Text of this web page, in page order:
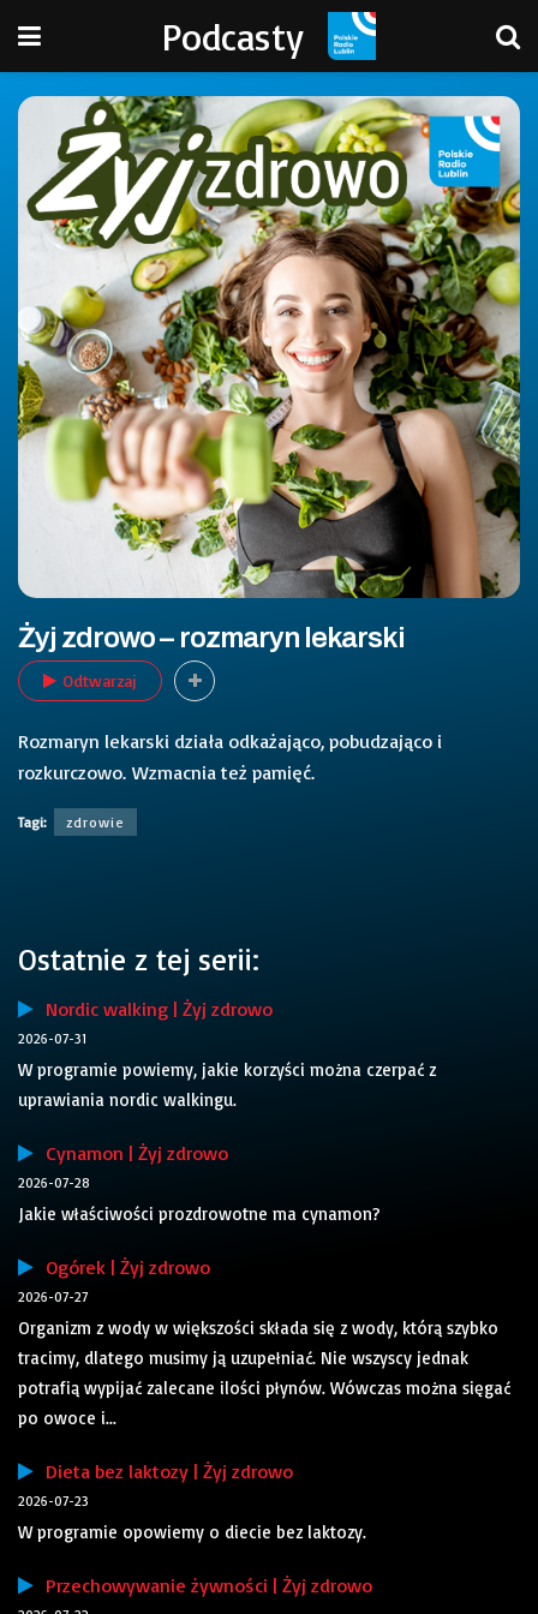
Podcasty
Żyj zdrowo – rozmaryn lekarski
Odtwarzaj
Rozmaryn lekarski działa odkażająco, pobudzająco i
rozkurczowo. Wzmacnia też pamięć.
Tagi: zdrowie
Ostatnie z tej serii:
Nordic walking | Żyj zdrowo
2026-07-31
W programie powiemy, jakie korzyści można czerpać z
uprawiania nordic walkingu.
Cynamon | Żyj zdrowo
2026-07-28
Jakie właściwości prozdrowotne ma cynamon?
Ogórek | Żyj zdrowo
2026-07-27
Organizm z wody w większości składa się z wody, którą szybko
tracimy, dlatego musimy ją uzupełniać. Nie wszyscy jednak
potrafią wypijać zalecane ilości płynów. Wówczas można sięgać
po owoce i...
Dieta bez laktozy | Żyj zdrowo
2026-07-23
W programie opowiemy o diecie bez laktozy.
Przechowywanie żywności | Żyj zdrowo